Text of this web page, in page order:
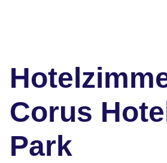
Corus
Park